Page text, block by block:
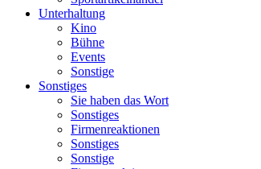
Unterhaltung
Kino
Bühne
Events
Sonstige
Sonstiges
Sie haben das Wort
Sonstiges
Firmenreaktionen
Sonstiges
Sonstige